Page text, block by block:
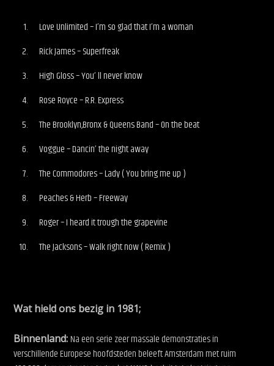
Love Unlimited – I’m so glad that I’m a woman
Rick James – Superfreak
High Gloss – You’ ll never know
Rose Royce – R.R. Express
The Brooklyn,Bronx & Queens Band – On the beat
Voggue – Dancin’ the night away
The Commodores – Lady ( You bring me up )
Peaches & Herb – Freeway
Roger – I heard it trough the grapevine
The Jacksons – Walk right now ( Remix )
Wat hield ons bezig in 1981;
Binnenland:Na een serie zeer massale demonstraties in
verschillende Europese hoofdsteden beleeft Amsterdam met ruim